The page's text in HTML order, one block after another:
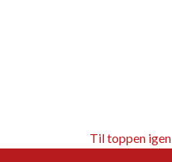
Til toppen igen